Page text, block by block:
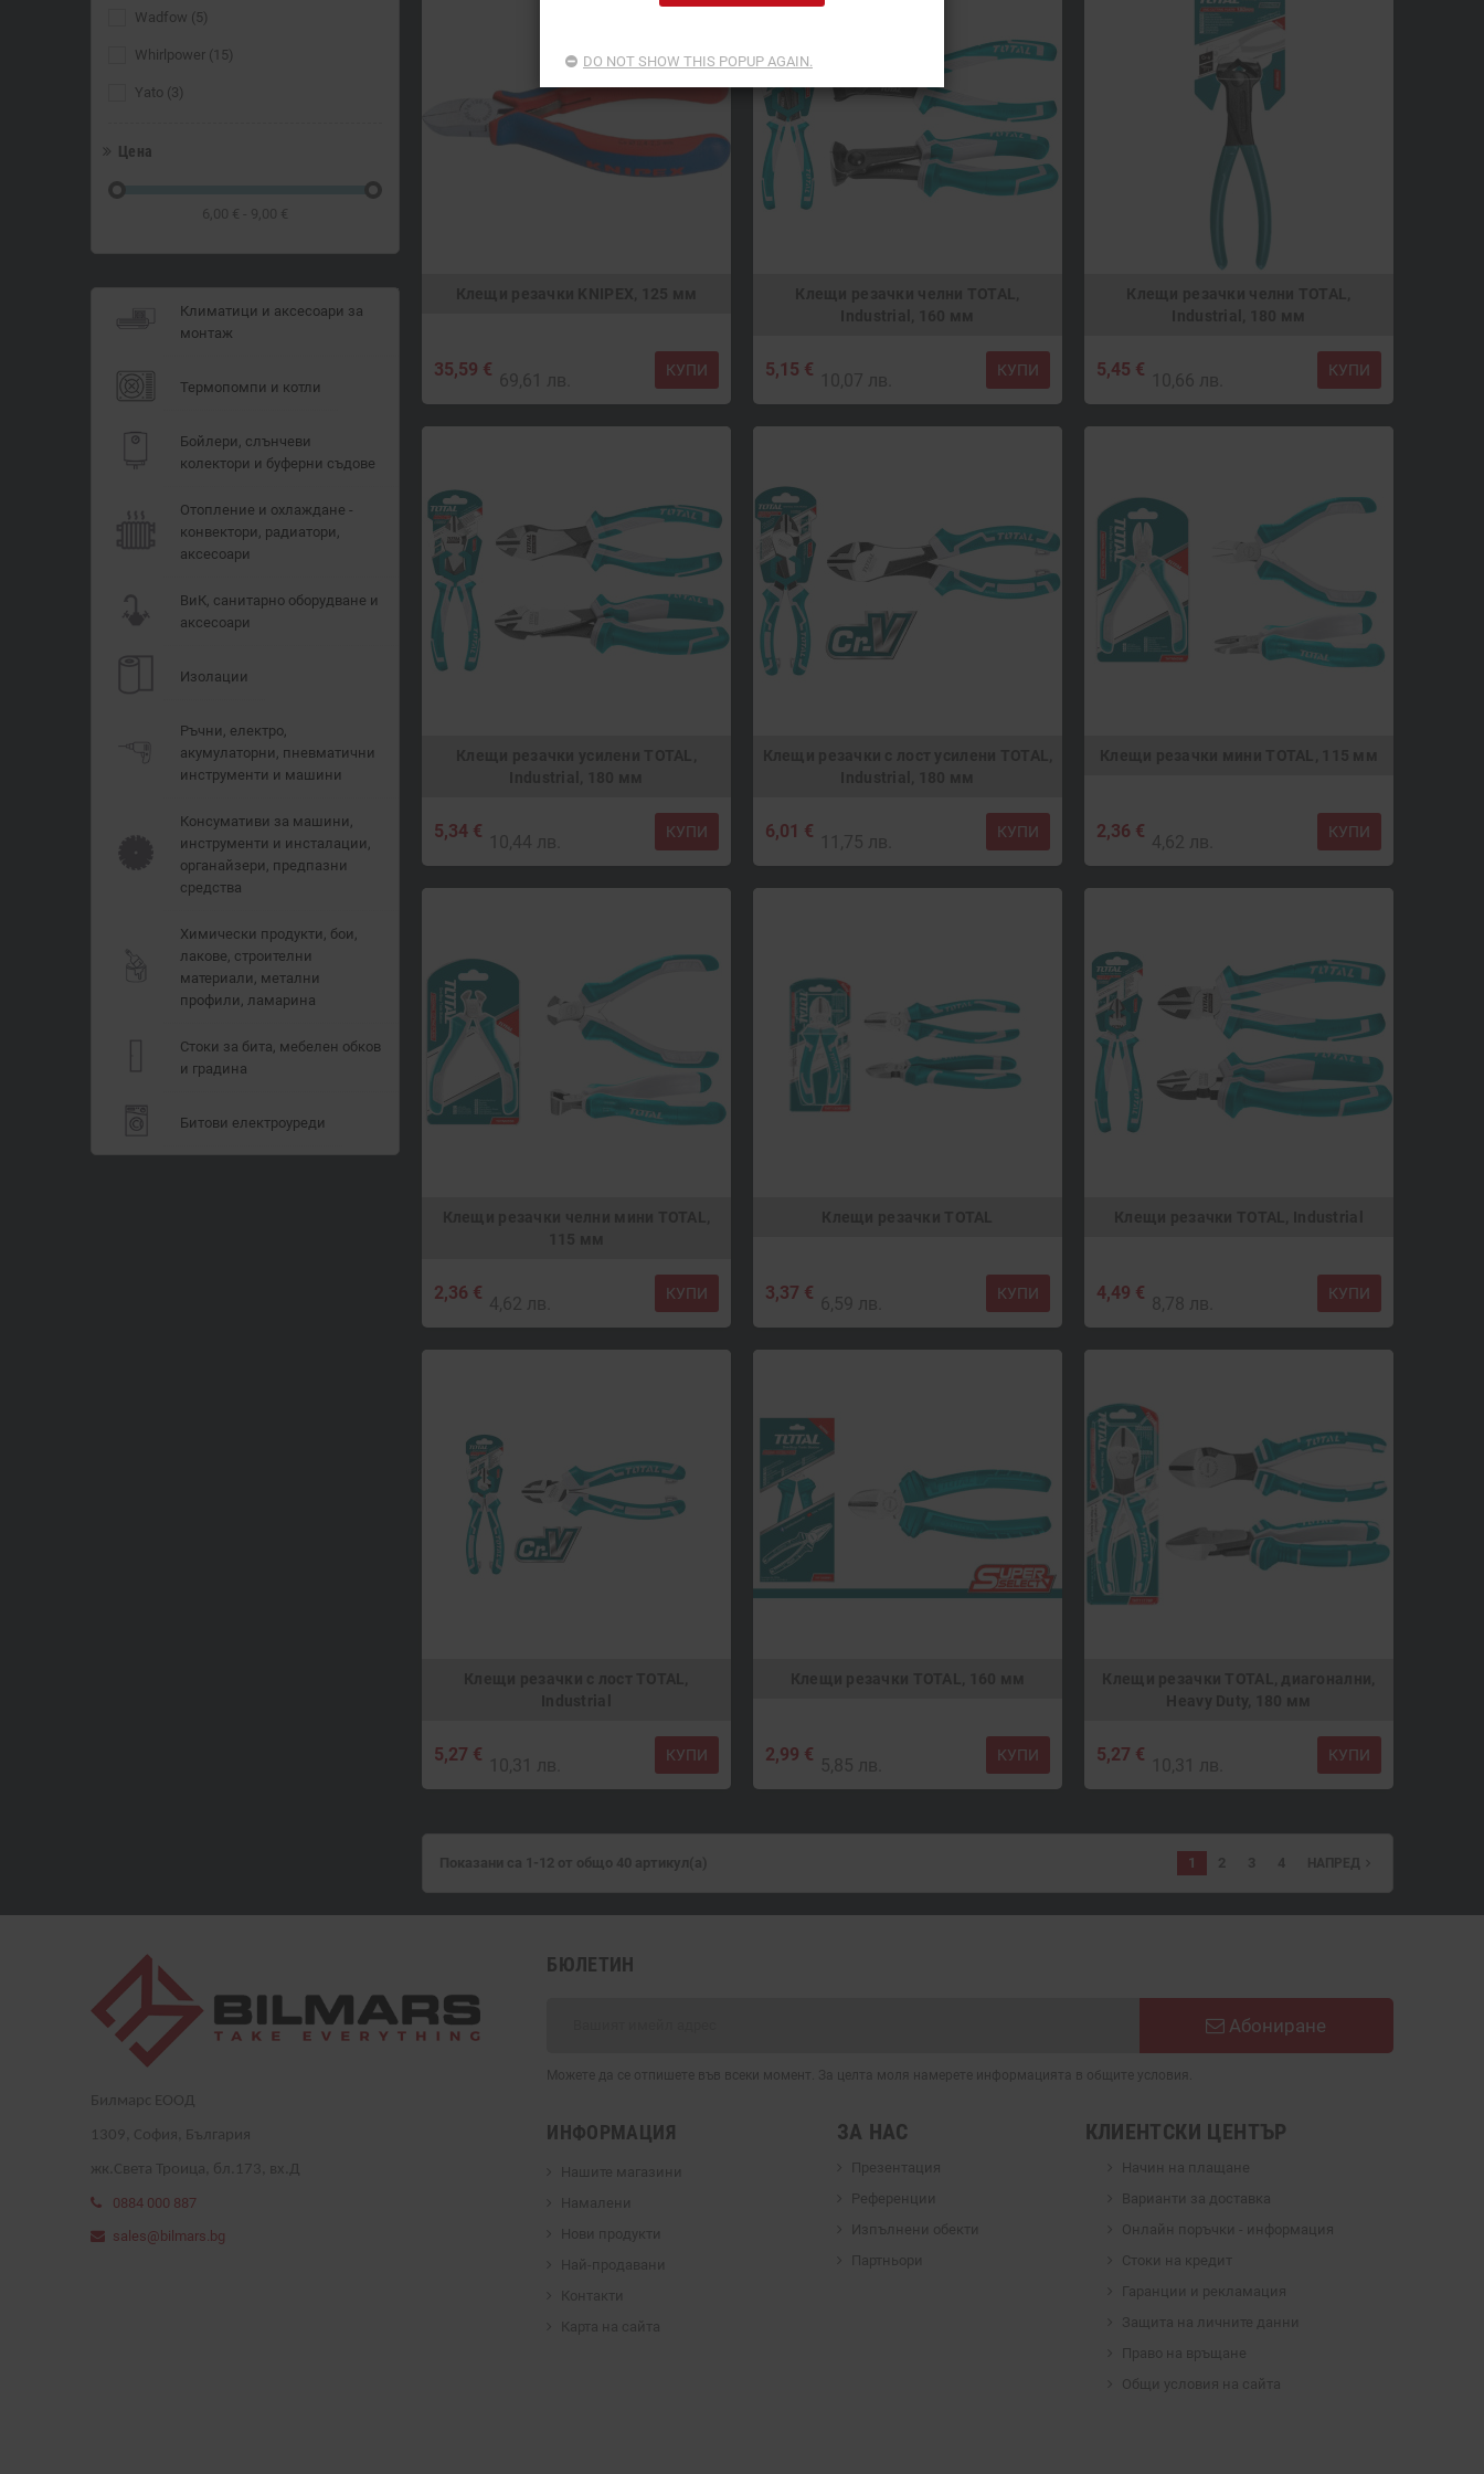
Wadfow (5)
Whirlpower (15)
Yato (3)
Цена
6,00 € - 9,00 €
Климатици и аксесоари за
монтаж
Термопомпи и котли
Бойлери, слънчеви
колектори и буферни съдове
Отопление и охлаждане -
конвектори, радиатори,
аксесоари
ВиК, санитарно оборудване и
аксесоари
Изолации
Ръчни, електро,
акумулаторни, пневматични
инструменти и машини
Консумативи за машини,
инструменти и инсталации,
органайзери, предпазни
средства
Химически продукти, бои,
лакове, строителни
материали, метални
профили, ламарина
Стоки за бита, мебелен обков
и градина
Битови електроуреди
35,59 € 69,61 лв. КУПИ 5,15 € 10,07 лв. КУПИ 5,45 € 10,66 лв. КУПИ
5,34 € 10,44 лв. КУПИ 6,01 € 11,75 лв. КУПИ 2,36 € 4,62 лв. КУПИ
2,36 € 4,62 лв. КУПИ 3,37 € 6,59 лв. КУПИ 4,49 € 8,78 лв. КУПИ
5,27 € 10,31 лв. КУПИ 2,99 € 5,85 лв. КУПИ 5,27 € 10,31 лв. КУПИ
Показани са 1-12 от общо 40 артикул(а) 1 2 3 4 НАПРЕД
Билмарс ЕООД
1 309 , София, България
жк.Света Троица, бл.173, вх.Д
0884 000 887
sales@bilmars.bg
БЮЛЕТИН
Абониране
Можете да се отпишете във всеки момент. За целта моля намерете информацията в общите условия.
ИНФОРМАЦИЯ
Нашите магазини
Намалени
Нови продукти
Най-продавани
Контакти
Карта на сайта
ЗА НАС
Презентация
Референции
Изпълнени обекти
Партньори
КЛИЕНТСКИ ЦЕНТЪР
Начин на плащане
Варианти за доставка
Онлайн поръчки - информация
Стоки на кредит
Гаранции и рекламация
Защита на личните данни
Право на връщане
Общи условия на сайта
DO NOT SHOW THIS POPUP AGAIN.